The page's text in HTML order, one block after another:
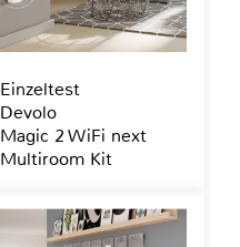
Einzeltest
Devolo
Magic 2 WiFi next
Multiroom Kit